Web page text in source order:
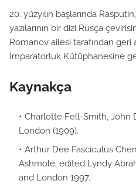
20. yüzyılın başlarında
yazılarının bir dizi Rusça
Romanov ailesi tarafından geri
İmparatorluk Kütüphanesine
Kaynakça
Charlotte Fell-Smith, John
London (1909).
Arthur Dee Fasciculus
Ashmole, edited Lyndy
and London 1997.